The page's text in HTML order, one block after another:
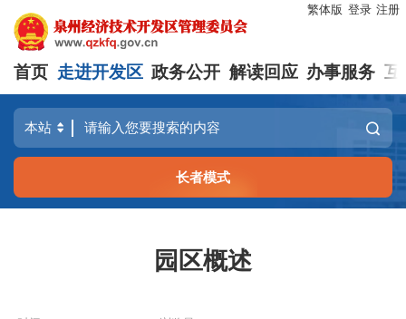
繁体版 登录 注册
首页 走进开发区 政务公开 解读回应 办事服务 互
长者模式
园区概述